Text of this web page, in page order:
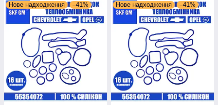
Нове надходження –41% Нове надходження –41%